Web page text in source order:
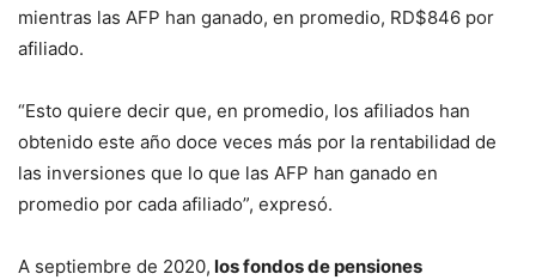
mientras las AFP han ganado, en promedio, RD$846 por
afiliado.
“Esto quiere decir que, en promedio, los afiliados han
obtenido este año doce veces más por la rentabilidad de
las inversiones que lo que las AFP han ganado en
promedio por cada afiliado”, expresó.
A septiembre de 2020, los fondos de pensiones